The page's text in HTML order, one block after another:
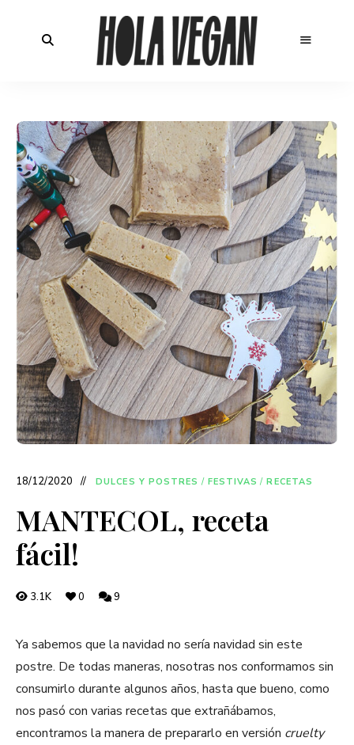
18/12/2020 DULCES Y POSTRES / FESTIVAS / RECETAS
MANTECOL, receta
fácil!
3.1K 0 9
Ya sabemos que la navidad no sería navidad sin este
postre. De todas maneras, nosotras nos conformamos sin
consumirlo durante algunos años, hasta que bueno, como
nos pasó con varias recetas que extrañábamos,
encontramos la manera de prepararlo en versión cruelty